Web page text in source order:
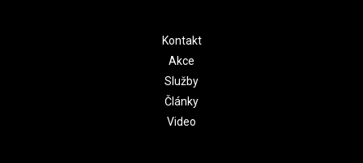
Kontakt
Akce
Služby
Články
Video